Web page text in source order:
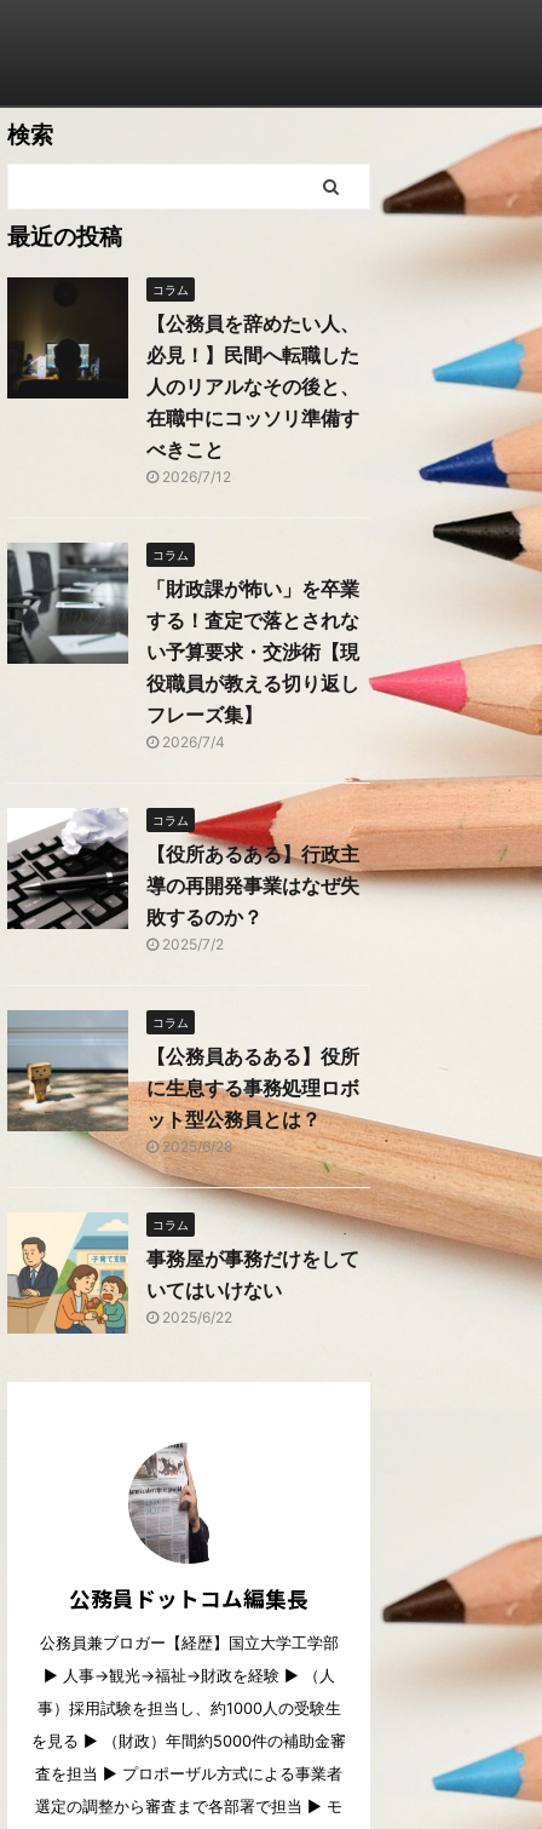
検索
最近の投稿
コラム
【公務員を辞めたい人、
必見！】民間へ転職した
人のリアルなその後と、
在職中にコッソリ準備す
べきこと
2026/7/12
コラム
「財政課が怖い」を卒業
する！査定で落とされな
い予算要求・交渉術【現
役職員が教える切り返し
フレーズ集】
2026/7/4
コラム
【役所あるある】行政主
導の再開発事業はなぜ失
敗するのか？
2025/7/2
コラム
【公務員あるある】役所
に生息する事務処理ロボ
ット型公務員とは？
2025/6/28
コラム
事務屋が事務だけをして
いてはいけない
2025/6/22
公務員ドットコム編集長
公務員兼ブロガー【経歴】国立大学工学部
▶︎ 人事→観光→福祉→財政を経験 ▶︎ （人
事）採用試験を担当し、約1000人の受験生
を見る ▶︎ （財政）年間約5000件の補助金審
査を担当 ▶︎ プロポーザル方式による事業者
選定の調整から審査まで各部署で担当 ▶︎ モ